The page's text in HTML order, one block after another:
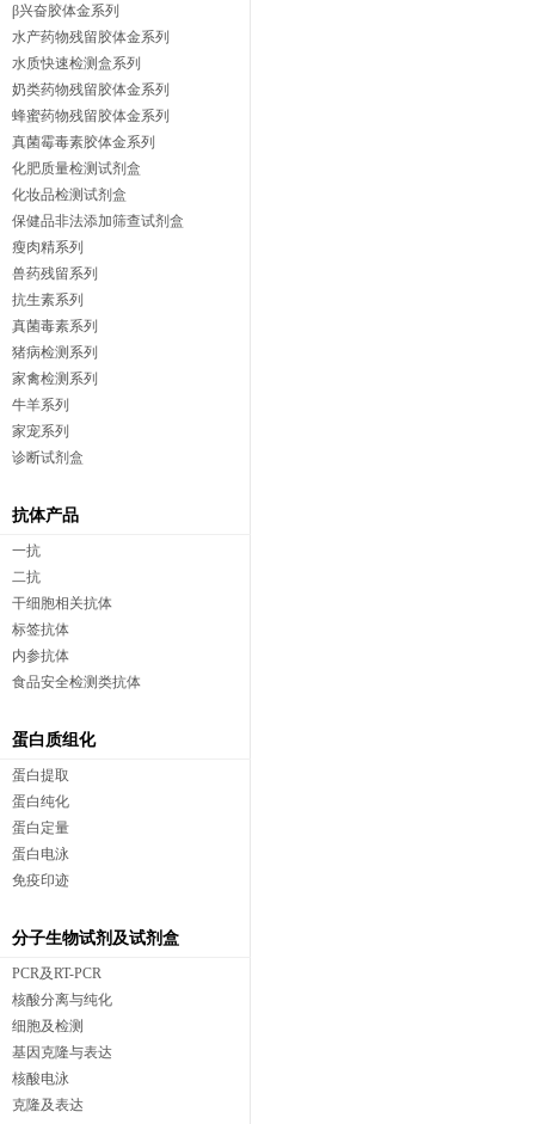
β兴奋胶体金系列
水产药物残留胶体金系列
水质快速检测盒系列
奶类药物残留胶体金系列
蜂蜜药物残留胶体金系列
真菌霉毒素胶体金系列
化肥质量检测试剂盒
化妆品检测试剂盒
保健品非法添加筛查试剂盒
瘦肉精系列
兽药残留系列
抗生素系列
真菌毒素系列
猪病检测系列
家禽检测系列
牛羊系列
家宠系列
诊断试剂盒
抗体产品
一抗
二抗
干细胞相关抗体
标签抗体
内参抗体
食品安全检测类抗体
蛋白质组化
蛋白提取
蛋白纯化
蛋白定量
蛋白电泳
免疫印迹
分子生物试剂及试剂盒
PCR及RT-PCR
核酸分离与纯化
细胞及检测
基因克隆与表达
核酸电泳
克隆及表达